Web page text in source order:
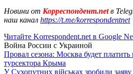
Новини от Корреспондент.netв
наш канал https://t.me/korrespondentnet
Читайте Korrespondent.net в Google
Война России с Украиной
Провал сезона: Москва будет
турсектора Крыма
У Сухопутних військах зробили заяву